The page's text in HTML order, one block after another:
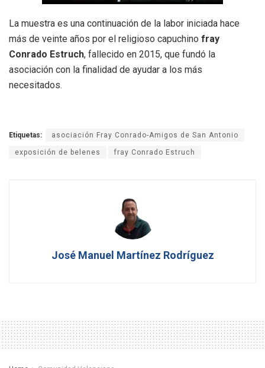
La muestra es una continuación de la labor iniciada hace
más de veinte años por el religioso capuchino fray
Conrado Estruch, fallecido en 2015, que fundó la
asociación con la finalidad de ayudar a los más
necesitados.
Etiquetas: asociación Fray Conrado-Amigos de San Antonio
exposición de belenes fray Conrado Estruch
José Manuel Martínez Rodríguez